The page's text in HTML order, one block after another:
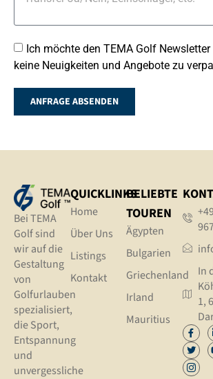
Ich möchte den TEMA Golf
keine Neuigkeiten und Angebote zu
ANFRAGE ABSENDEN
Bei TEMA
Golf sind
wir auf die
Gestaltung
von
Golfurlauben
spezialisiert,
die Sport,
Entspannung
und
unvergessliche
QUICKLINKS
Home
Über Uns
Listings
Kontakt
BELIEBTE
TOUREN
Ägypten
Bulgarien
Griechenland
Irland
Mauritius
In
1,